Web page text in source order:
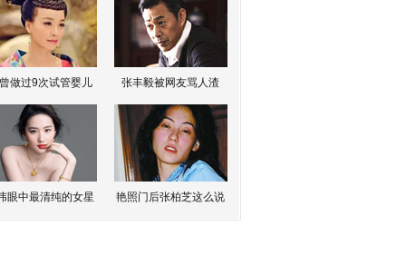
做过9次试管婴儿 张丰毅被网友骂人渣
眼中最清纯的女星 艳照门后张柏芝这么说